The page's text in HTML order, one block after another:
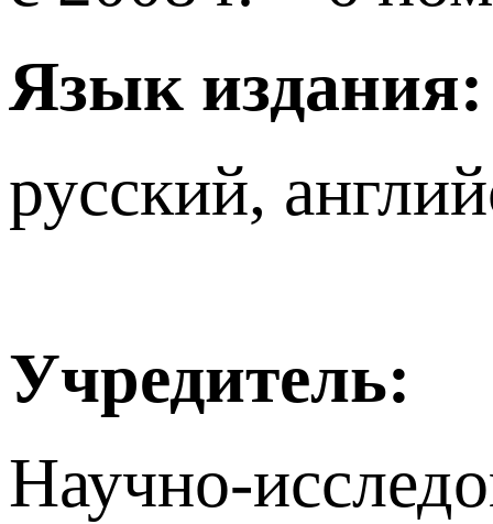
Язык издания:
русский,
Учредитель:
Научно-